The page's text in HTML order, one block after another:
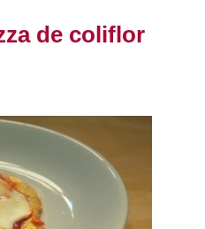
de coliflor